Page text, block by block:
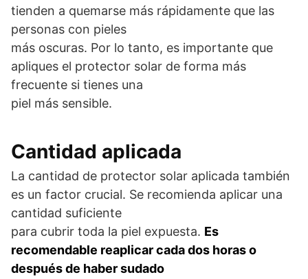
tienden a quemarse más rápidamente que las
personas con pieles
más oscuras. Por lo tanto, es importante que
apliques el protector solar de forma más
frecuente si tienes una
piel más sensible.
Cantidad aplicada
La cantidad de protector solar aplicada también
es un factor crucial. Se recomienda aplicar una
cantidad suficiente
para cubrir toda la piel expuesta. Es
recomendable reaplicar cada dos horas o
después de haber sudado